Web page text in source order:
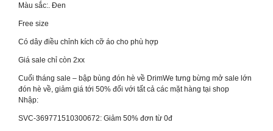
Màu sắc:. Đen
Free size
Có dây điều chỉnh kích cỡ áo cho phù hợp
Giá sale chỉ còn 2xx
Cuối tháng sale – bập bùng đón hè về DrimWe tưng bừng mở sale lớn
đón hè về, giảm giá tới 50% đối với tất cả các mặt hàng tại shop
Nhập:
SVC-369771510300672: Giảm 50% đơn từ 0đ